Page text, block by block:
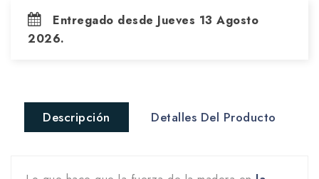
Entregado desde Jueves 13 Agosto
2026.
Descripción Detalles Del Producto